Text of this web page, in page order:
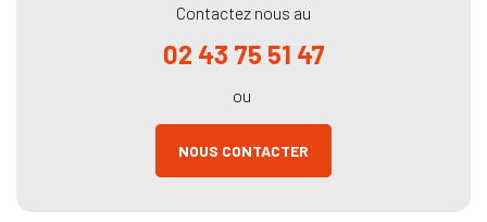
Contactez nous au
02 43 75 51 47
ou
NOUS CONTACTER